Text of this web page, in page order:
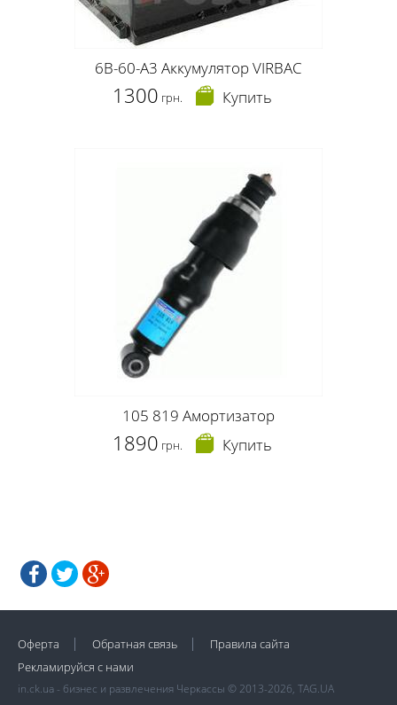
6В-60-А3 Аккумулятор VIRBAC
1300 грн. Купить
105 819 Амортизатор
1890 грн. Купить
Оферта Обратная связь
Правила сайта
Рекламируйся с нами
in.ck.ua - бизнес и развлечения Черкассы © 2013-2026, TAG.UA